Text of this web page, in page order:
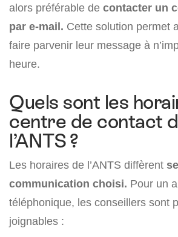
alors préférable de contacter un
par e-mail. Cette solution permet
faire parvenir leur message à
heure.
Quels sont les
centre de contact
l’ANTS ?
Les horaires de l’ANTS diffèrent
communication choisi. Pour un
téléphonique, les conseillers sont
joignables :